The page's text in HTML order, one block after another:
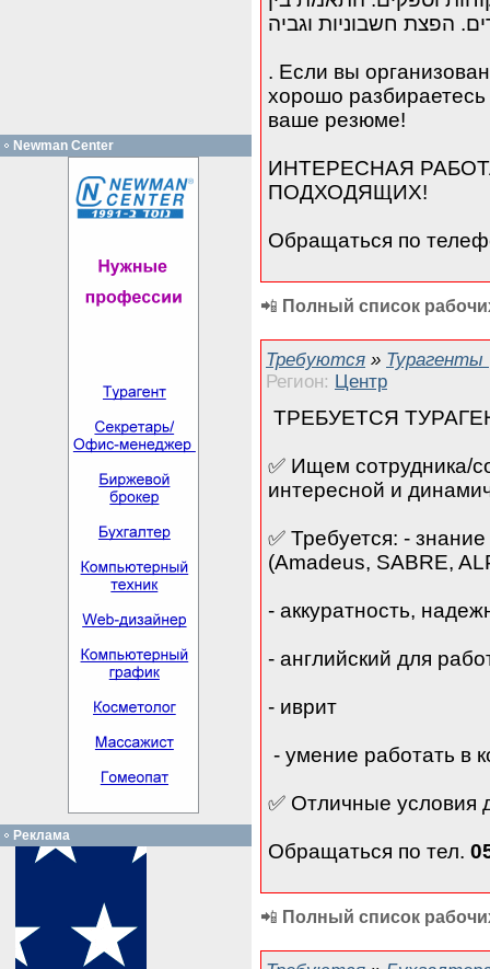
הפצת חשבוניות וגביה
. Если вы
хорошо
ваше резюме!
ИНТЕРЕСНАЯ
ПОДХОДЯЩИХ!
Обращаться по
📲 Полный список
Требуются » Турагенты
Регион: Центр
ТРЕБУЕТСЯ
✅ Ищем сотрудника/
интересной и
✅ Требуется: -
(Amadeus, SABRE,
- аккуратность,
- английский для
- иврит
- умение работать в
✅ Отличные условия
Обращаться по тел.
📲 Полный список
Newman Center
Реклама